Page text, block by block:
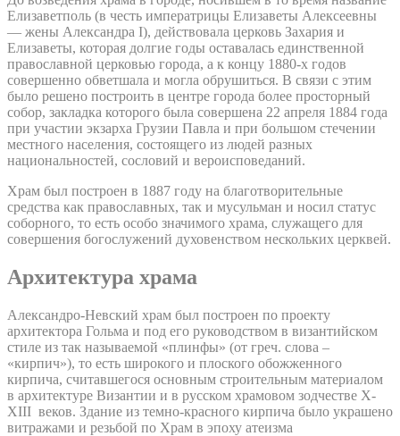
Елизаветполь (в честь императрицы Елизаветы Алексеевны
— жены Александра I), действовала церковь Захария и
Елизаветы, которая долгие годы оставалась единственной
православной церковью города, а к концу 1880-х годов
совершенно обветшала и могла обрушиться. В связи с этим
было решено построить в центре города более просторный
собор, закладка которого была совершена 22 апреля 1884 года
при участии экзарха Грузии Павла и при большом стечении
местного населения, состоящего из людей разных
национальностей, сословий и вероисповеданий.
Храм был построен в 1887 году на благотворительные
средства как православных, так и мусульман и носил статус
соборного, то есть особо значимого храма, служащего для
совершения богослужений духовенством нескольких церквей.
Архитектура храма
Александро-Невский храм был построен по проекту
архитектора Гольма и под его руководством в византийском
стиле из так называемой «плинфы» (от греч. слова –
«кирпич»), то есть широкого и плоского обожженного
кирпича, считавшегося основным строительным материалом
в архитектуре Византии и в русском храмовом зодчестве X-
XIII веков. Здание из темно-красного кирпича было украшено
витражами и резьбой по Храм в эпоху атеизма